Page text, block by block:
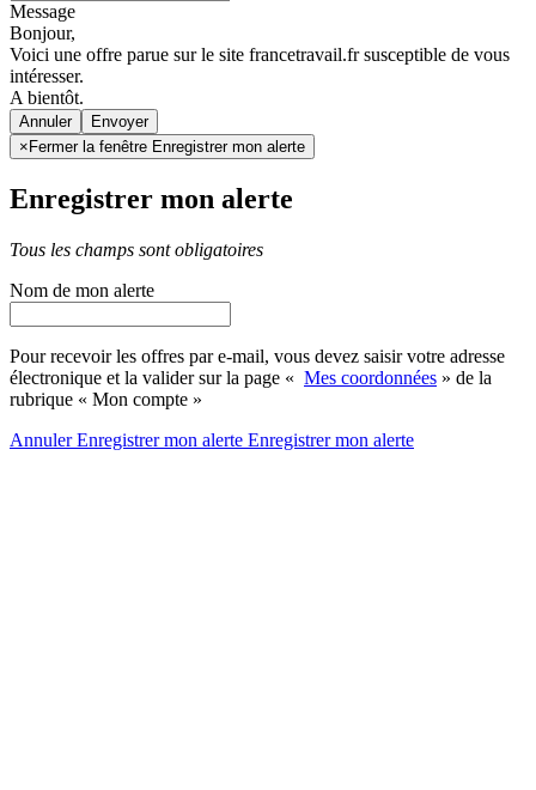
Message
Bonjour,
Voici une offre parue sur le site francetravail.fr susceptible de vous
intéresser.
A bientôt.
Annuler
× Fermer la fenêtre Enregistrer mon alerte
Enregistrer mon alerte
Tous les champs sont obligatoires
Nom de mon alerte
Pour recevoir les offres par e-mail, vous devez saisir votre adresse
électronique et la valider sur la page « Mes coordonnées » de la
rubrique « Mon compte »
AnnulerEnregistrer mon alerte Enregistrermon alerte